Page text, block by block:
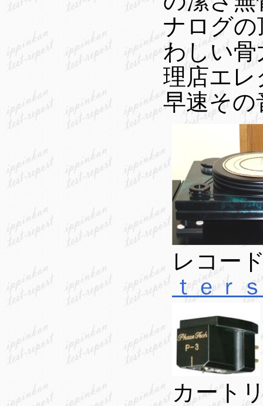
ナログ
わしい骨
理店エ
早速その
レコー
ｔｅｒ
カート